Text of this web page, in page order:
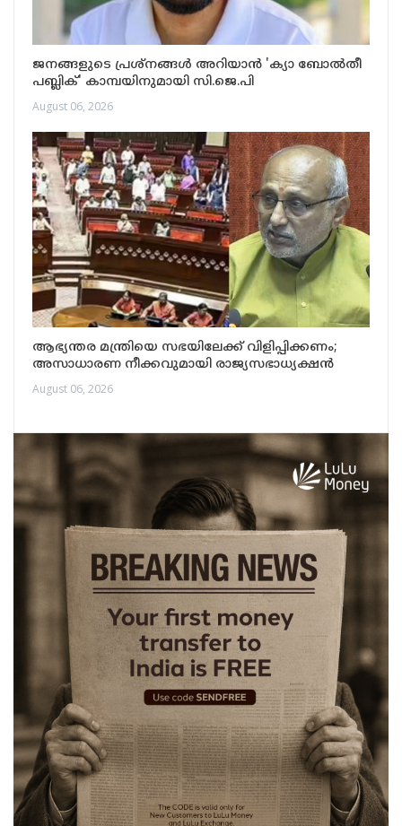
ജനങ്ങളുടെ പ്രശ്നങ്ങൾ അറിയാൻ 'ക്യാ ബോൽതീ
പബ്ലിക്' കാമ്പയിനുമായി സി.ജെ.പി
August 06, 2026
ആഭ്യന്തര മന്ത്രിയെ സഭയിലേക്ക് വിളിപ്പിക്കണം;
അസാധാരണ നീക്കവുമായി രാജ്യസഭാധ്യക്ഷൻ
August 06, 2026